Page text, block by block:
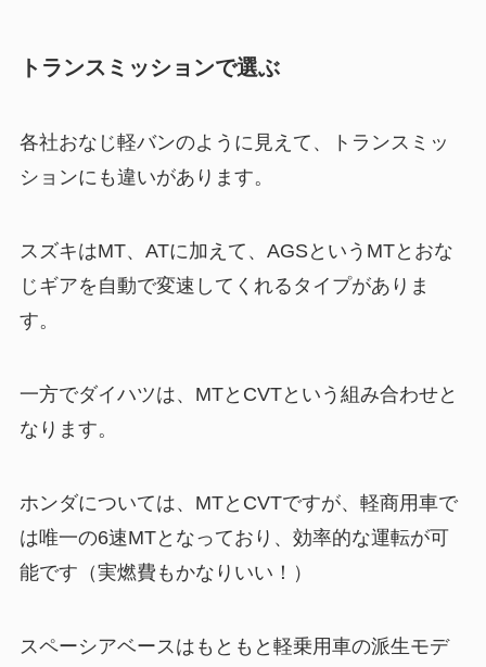
トランスミッションで選ぶ
各社おなじ軽バンのように見えて、トランスミッ
ションにも違いがあります。
スズキはMT、ATに加えて、AGSというMTとおな
じギアを自動で変速してくれるタイプがありま
す。
一方でダイハツは、MTとCVTという組み合わせと
なります。
ホンダについては、MTとCVTですが、軽商用車で
は唯一の6速MTとなっており、効率的な運転が可
能です（実燃費もかなりいい！）
スペーシアベースはもともと軽乗用車の派生モデ